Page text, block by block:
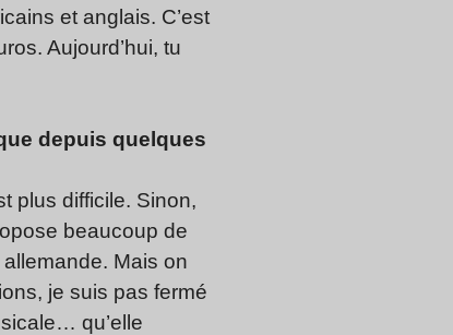
et anglais. C’est
Aujourd’hui, tu
depuis quelques
plus difficile. Sinon,
beaucoup de
Mais on
je suis pas fermé
qu’elle